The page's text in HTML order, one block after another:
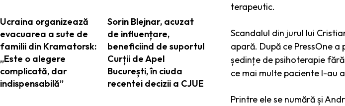
Ucraina organizează
evacuarea a sute de
familii din Kramatorsk:
„Este o alegere
complicată, dar
indispensabilă”
Sorin Blejnar, acuzat
de influențare,
beneficiind de suportul
Curții de Apel
București, în ciuda
recentei decizii a CJUE
terapeutic.
Scandalul din jurul lui
apară. După ce PressOne
ședințe de psihoterapie
ce mai multe paciente l-au
Printre ele se numără și